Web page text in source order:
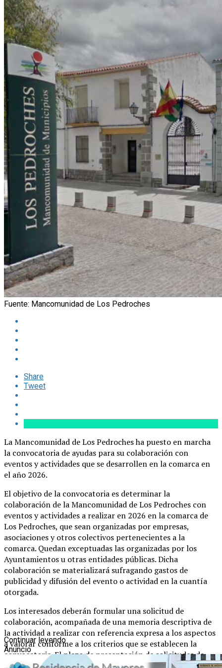
Fuente: Mancomunidad de Los Pedroches
Share
Tweet
La Mancomunidad de Los Pedroches ha puesto en marcha
la convocatoria de ayudas para su colaboración con
eventos y actividades que se desarrollen en la comarca en
el año 2026.
El objetivo de la convocatoria es determinar la
colaboración de la Mancomunidad de Los Pedroches con
eventos y actividades a realizar en 2026 en la comarca de
Los Pedroches, que sean organizadas por empresas,
asociaciones y otros colectivos pertenecientes a la
comarca. Quedan exceptuadas las organizadas por los
Ayuntamientos u otras entidades públicas. Dicha
colaboración se materializará sufragando gastos de
publicidad y difusión del evento o actividad en la cuantía
otorgada.
Los interesados deberán formular una solicitud de
colaboración, acompañada de una memoria descriptiva de
la actividad a realizar con referencia expresa a los aspectos
a valorar conforme a los criterios que se establecen la
convocatoria. El plazo de presentación de solicitudes de
colaboración estará abierto hasta el 28 de febrero de 2026.
Continuar leyendo
Anuncio